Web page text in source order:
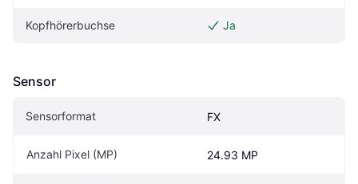
Kopfhörerbuchse Ja
Sensor
Sensorformat FX
Anzahl Pixel (MP) 24.93 MP